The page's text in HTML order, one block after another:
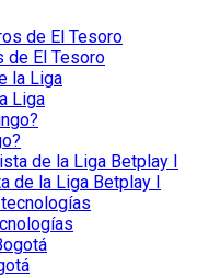
de El Tesoro
Liga
de la Liga Betplay I